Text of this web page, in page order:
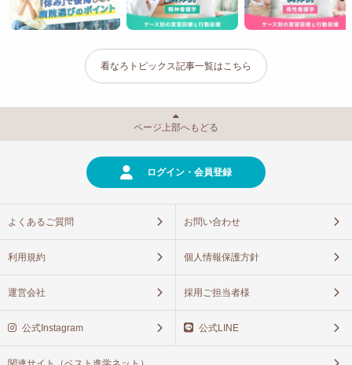
看なろトピックス記事一覧はこちら
ページ上部へもどる
ログイン・会員登録
よくあるご質問 お問い合わせ
利用規約 個人情報保護方針
運営会社 採用ご担当者様
公式Instagram 公式LINE